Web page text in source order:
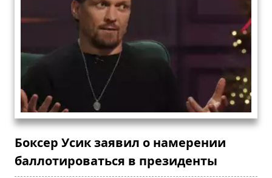
Боксер Усик заявил о намерении
баллотироваться в президенты